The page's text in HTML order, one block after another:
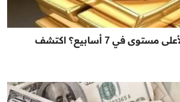
لماذا ارتفع الذهب لأعلى مستوى في 7 أسابيع؟ اكتشف